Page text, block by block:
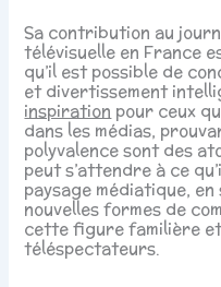
Sa contribution au
télévisuelle en France
qu’il est possible de
et divertissement
inspiration pour ceux
dans les médias,
polyvalence sont des
peut s’attendre à ce
paysage médiatique,
nouvelles formes de
cette figure familière
téléspectateurs.